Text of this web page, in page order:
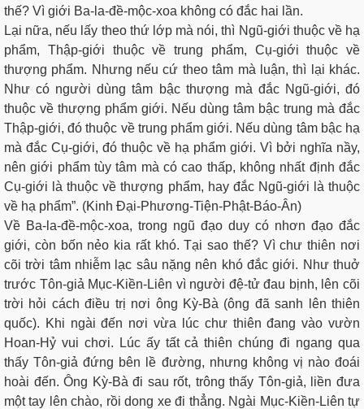
thế? Vì giới Ba-la-đề-mộc-xoa không có đắc hai lần.
Lại nữa, nếu lấy theo thứ lớp mà nói, thì Ngũ-giới thuộc về hạ
phẩm, Thập-giới thuộc về trung phẩm, Cụ-giới thuộc về
thượng phẩm. Nhưng nếu cứ theo tâm mà luận, thì lại khác.
Như có người dùng tâm bậc thượng mà đắc Ngũ-giới, đó
thuộc về thượng phẩm giới. Nếu dùng tâm bậc trung mà đắc
Thập-giới, đó thuộc về trung phẩm giới. Nếu dùng tâm bậc hạ
mà đắc Cụ-giới, đó thuộc về hạ phẩm giới. Vì bởi nghĩa nầy,
nên giới phẩm tùy tâm mà có cao thấp, không nhất định đắc
Cụ-giới là thuộc về thượng phẩm, hay đắc Ngũ-giới là thuộc
về hạ phẩm”. (Kinh Ðại-Phương-Tiện-Phật-Báo-Ân)
Về Ba-la-đề-mộc-xoa, trong ngũ đạo duy có nhơn đạo đắc
giới, còn bốn nẻo kia rất khó. Tại sao thế? Vì chư thiên nơi
cõi trời tâm nhiễm lạc sâu nặng nên khó đắc giới. Như thuở
trước Tôn-giả Mục-Kiền-Liên vì người đệ-tử đau bịnh, lên cõi
trời hỏi cách điều trị nơi ông Kỳ-Bà (ông đã sanh lên thiên
quốc). Khi ngài đến nơi vừa lúc chư thiên đang vào vườn
Hoan-Hỷ vui chơi. Lúc ấy tất cả thiên chúng đi ngang qua
thấy Tôn-giả đứng bên lề đường, nhưng không vị nào đoái
hoài đến. Ông Kỳ-Bà đi sau rốt, trông thấy Tôn-giả, liền đưa
một tay lên chào, rồi dong xe đi thẳng. Ngài Mục-Kiền-Liên tự